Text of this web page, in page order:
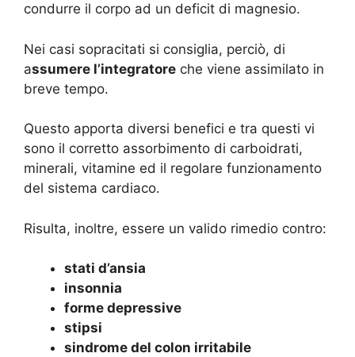
condurre il corpo ad un deficit di magnesio.
Nei casi sopracitati si consiglia, perciò, di
assumere l’integratore che viene assimilato in
breve tempo.
Questo apporta diversi benefici e tra questi vi
sono il corretto assorbimento di carboidrati,
minerali, vitamine ed il regolare funzionamento
del sistema cardiaco.
Risulta, inoltre, essere un valido rimedio contro:
stati d’ansia
insonnia
forme depressive
stipsi
sindrome del colon irritabile